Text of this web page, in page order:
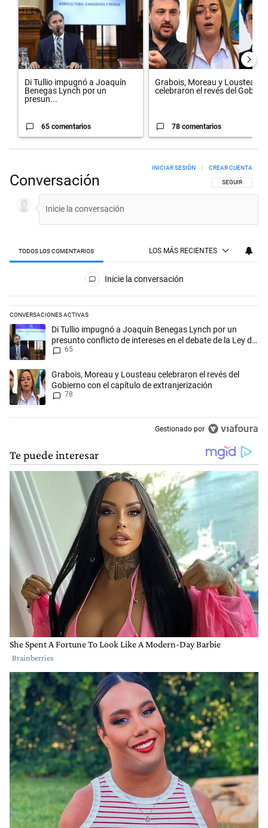
Di Tullio impugnó a Joaquín
Benegas Lynch por un
presun...
65 comentarios
Grabois, Moreau y Lousteau
celebraron el revés del Gobi...
78 comentarios
Conversación SIGA ESTA
SEGUIR
INICIAR SESIÓN | CREAR CUENTA
TODOS LOS COMENTARIOS LOS MÁS RECIENTES
Todos los comentarios
Inicie la conversación
CONVERSACIONES ACTIVAS
Este listado muestra los artículos con más comentarios en los
Un artículo de tendencia con el título "Di Tullio impugnó a Joaquín
Di Tullio impugnó a Joaquín Benegas Lynch por un
presunto conflicto de intereses en el debate de la Ley de
Tierras
65
Un artículo de tendencia con el título "Grabois, Moreau y Lousteau
Grabois, Moreau y Lousteau celebraron el revés del
Gobierno con el capítulo de extranjerización
78
Gestionado por